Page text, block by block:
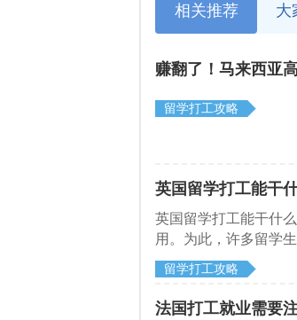
相关推荐 大
赚翻了！马来西亚
留学打工攻略
英国留学打工能干
英国留学打工能干什
用。为此，许多留学
的一些常见的打工岗位
留学打工攻略
法国打工就业需要